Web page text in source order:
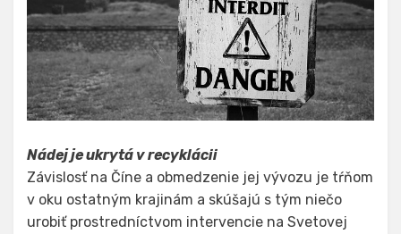
Nádej je ukrytá v recyklácii
Závislosť na Číne a obmedzenie jej vývozu je tŕňom
v oku ostatným krajinám a skúšajú s tým niečo
urobiť prostredníctvom intervencie na Svetovej